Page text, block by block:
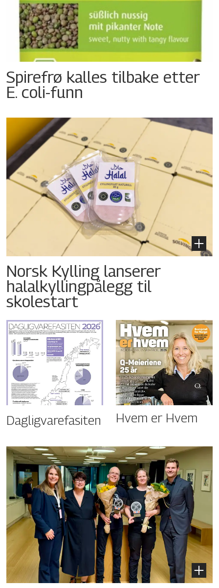
Spirefrø kalles tilbake etter
E. coli-funn
Norsk Kylling lanserer
halalkyllingpålegg til
skolestart
Dagligvarefasiten Hvem er Hvem